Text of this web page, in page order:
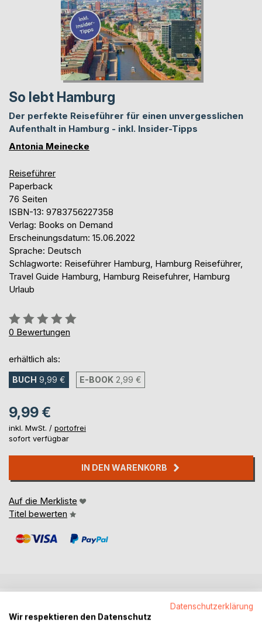
So lebt Hamburg
Der perfekte Reiseführer für einen unvergesslichen
Aufenthalt in Hamburg - inkl. Insider-Tipps
Antonia Meinecke
Reiseführer
Paperback
76 Seiten
ISBN-13: 9783756227358
Verlag: Books on Demand
Erscheinungsdatum: 15.06.2022
Sprache: Deutsch
Schlagworte: Reiseführer Hamburg, Hamburg Reiseführer,
Travel Guide Hamburg, Hamburg Reisefuhrer, Hamburg
Urlaub
Bewertung::
0%
0 Bewertungen
erhältlich als:
BUCH 9,99 € E-BOOK 2,99 €
9,99 €
inkl. MwSt. / portofrei
sofort verfügbar
IN DEN WARENKORB
Auf die Merkliste
Titel bewerten
Datenschutzerklärung
Wir respektieren den Datenschutz